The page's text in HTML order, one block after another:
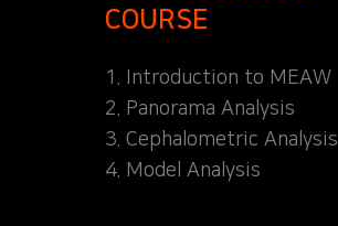
COURSE
1. Introduction to MEAW
2. Panorama Analysis
3. Cephalometric Analysis
4. Model Analysis